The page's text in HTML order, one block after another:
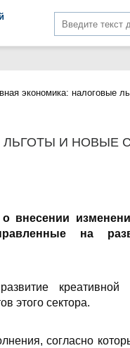
экономика: налоговые
ЛЬГОТЫ И
о внесении
на
креативной
этого сектора.
согласно